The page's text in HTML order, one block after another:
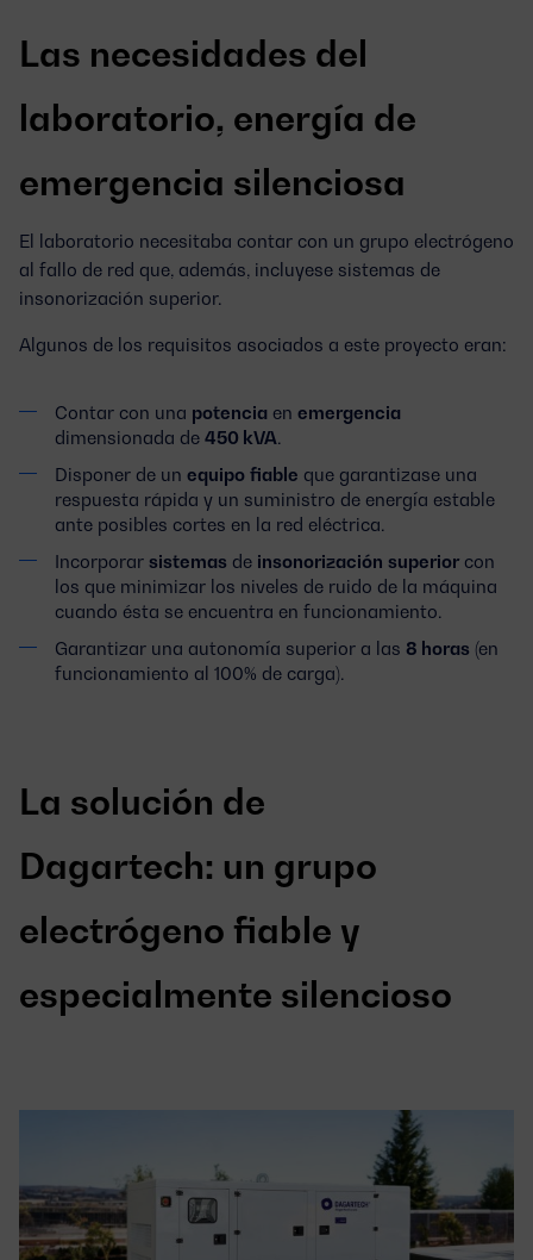
Las necesidades del
laboratorio, energía de
emergencia silenciosa
El laboratorio necesitaba contar con un grupo electrógeno
al fallo de red que, además, incluyese sistemas de
insonorización superior.
Algunos de los requisitos asociados a este proyecto eran:
Contar con una potencia en emergencia
dimensionada de 450 kVA
Disponer de un equipo fiable que garantizase una
respuesta rápida y un suministro de energía estable
ante posibles cortes en la red eléctrica.
Incorporar sistemas de insonorización superior con
los que minimizar los niveles de ruido de la máquina
cuando ésta se encuentra en funcionamiento.
Garantizar una autonomía superior a las 8 horas (en
funcionamiento al 100% de carga).
La solución de
Dagartech: un grupo
electrógeno fiable y
especialmente silencioso